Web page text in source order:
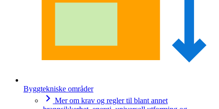
Byggtekniske områder
Mer om krav og regler til blant annet